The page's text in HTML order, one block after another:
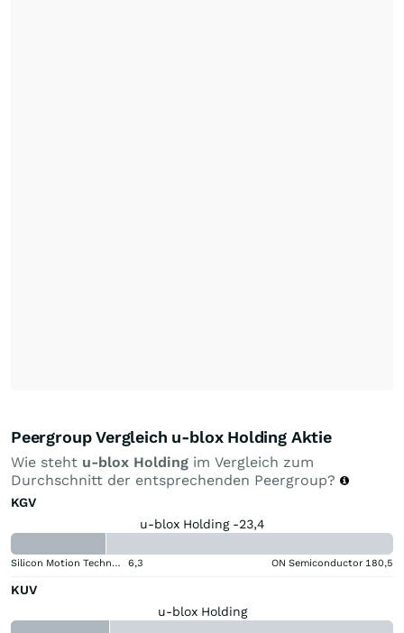
Peergroup Vergleich u-blox Holding Aktie
Wie steht u-blox Holding im Vergleich zum
Durchschnitt der entsprechenden Peergroup?
KGV
u-blox Holding -23,4
Silicon Motion Technology Corporation 6,3 ON Semiconductor 180,5
KUV
u-blox Holding